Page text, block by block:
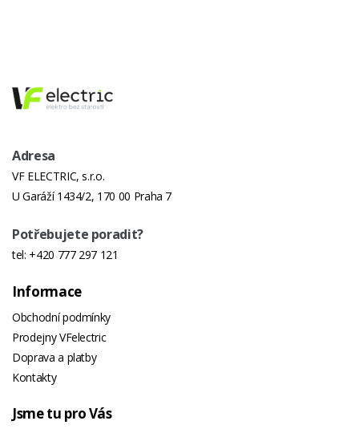
Adresa
VF ELECTRIC, s.r.o.
U Garáží 1434/2, 170 00 Praha 7
Potřebujete poradit?
tel: +420 777 297 121
Informace
Obchodní podmínky
Prodejny VFelectric
Doprava a platby
Kontakty
Jsme tu pro Vás